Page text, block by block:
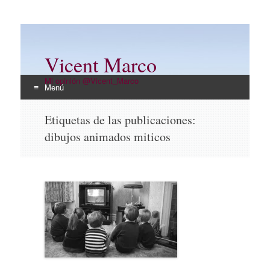
Vicent Marco
Mi opinión @Vicent_Marco
Menú
contenido
Etiquetas de las publicaciones:
dibujos animados miticos